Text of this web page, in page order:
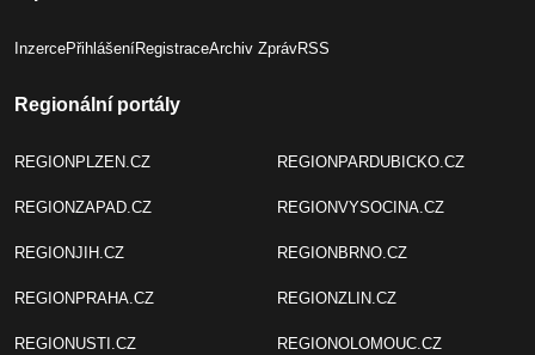
InzercePřihlášeníRegistraceArchiv ZprávRSS
Regionální portály
REGIONPLZEN.CZ
REGIONZAPAD.CZ
REGIONJIH.CZ
REGIONPRAHA.CZ
REGIONUSTI.CZ
REGIONPARDUBICKO.CZ
REGIONVYSOCINA.CZ
REGIONBRNO.CZ
REGIONZLIN.CZ
REGIONOLOMOUC.CZ